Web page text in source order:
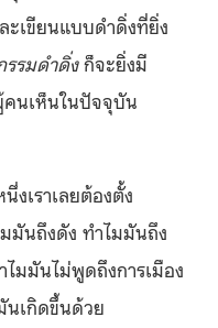
ะเขียนแบบดำดิ่งที่ยิ่ง
รรมดำดิ่งก็จะยิ่งมี
นเห็นในปัจจุบัน
งเราเลยต้องตั้ง
มันถึงดัง ทำไมมันถึง
มมันไม่พูดถึงการเมือง
เกิดขึ้นด้วย